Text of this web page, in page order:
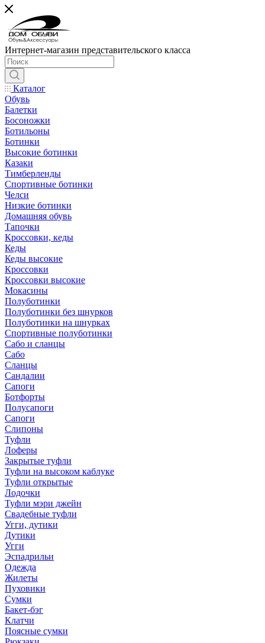
Интернет-магазин представительского класса
Каталог
Обувь
Балетки
Босоножки
Ботильоны
Ботинки
Высокие ботинки
Казаки
Тимберленды
Спортивные ботинки
Челси
Низкие ботинки
Домашняя обувь
Тапочки
Кроссовки, кеды
Кеды
Кеды высокие
Кроссовки
Кроссовки высокие
Мокасины
Полуботинки
Полуботинки без шнурков
Полуботинки на шнурках
Спортивные полуботинки
Сабо и сланцы
Сабо
Сланцы
Сандалии
Сапоги
Ботфорты
Полусапоги
Сапоги
Слипоны
Туфли
Лоферы
Закрытые туфли
Туфли на высоком каблуке
Туфли открытые
Лодочки
Туфли мэри джейн
Свадебные туфли
Угги, дутики
Дутики
Угги
Эспадрильи
Одежда
Жилеты
Пуховики
Сумки
Бакет-бэг
Клатчи
Поясные сумки